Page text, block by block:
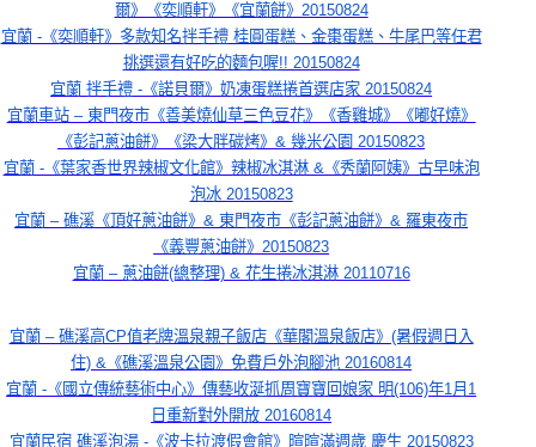
爾》《奕順軒》《宜蘭餅》20150824
宜蘭 -《奕順軒》多款知名拌手禮 桂圓蛋糕、金棗蛋糕、牛尾巴等任君
挑選還有好吃的麵包喔!! 20150824
宜蘭 拌手禮 -《諾貝爾》奶凍蛋糕捲首選店家 20150824
宜蘭車站 – 東門夜市《善美燒仙草三色豆花》《香雞城》《嘟好燒》
《彭記蔥油餅》《梁大胖碳烤》& 幾米公園 20150823
宜蘭 -《葉家香世界辣椒文化館》辣椒冰淇淋 &《秀蘭阿姨》古早味泡
泡冰 20150823
宜蘭 – 礁溪《頂好蔥油餅》& 東門夜市《彭記蔥油餅》& 羅東夜市
《義豐蔥油餅》20150823
宜蘭 – 蔥油餅(總整理) & 花生捲冰淇淋 20110716
宜蘭 – 礁溪高CP值老牌溫泉親子飯店《華閣溫泉飯店》(暑假週日入
住) &《礁溪溫泉公園》免費戶外泡腳池 20160814
宜蘭 -《國立傳統藝術中心》傳藝收涎抓周寶寶回娘家 明(106)年1月1
日重新對外開放 20160814
宜蘭民宿 礁溪泡湯 -《波卡拉渡假會館》暄暄滿週歲 慶生 20150823